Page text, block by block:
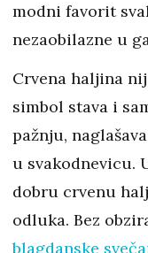
modni favorit
nezaobilazne u
Crvena haljina
simbol stava i
pažnju,
u svakodnevicu.
dobru crvenu
odluka. Bez
blagdanske